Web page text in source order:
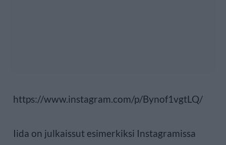
https://www.instagram.com/p/Bynof1vgtLQ/
Iida on julkaissut esimerkiksi Instagramissa